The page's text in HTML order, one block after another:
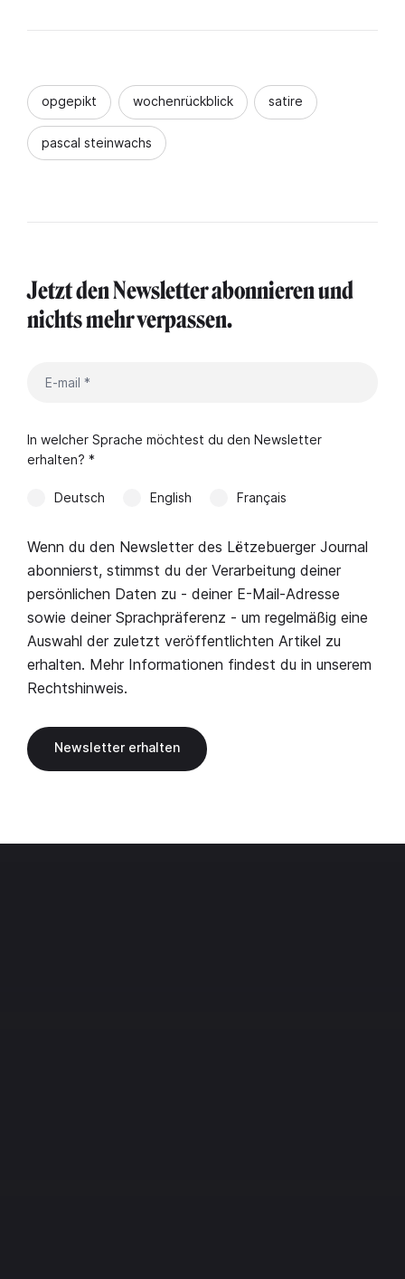
opgepikt wochenrückblick satire
pascal steinwachs
Jetzt den Newsletter abonnieren und
nichts mehr verpassen.
In welcher Sprache möchtest du den Newsletter
erhalten? *
Deutsch English Français
Wenn du den Newsletter des Lëtzebuerger Journal
abonnierst, stimmst du der Verarbeitung deiner
persönlichen Daten zu - deiner E-Mail-Adresse
sowie deiner Sprachpräferenz - um regelmäßig eine
Auswahl der zuletzt veröffentlichten Artikel zu
erhalten. Mehr Informationen findest du in unserem
Rechtshinweis.